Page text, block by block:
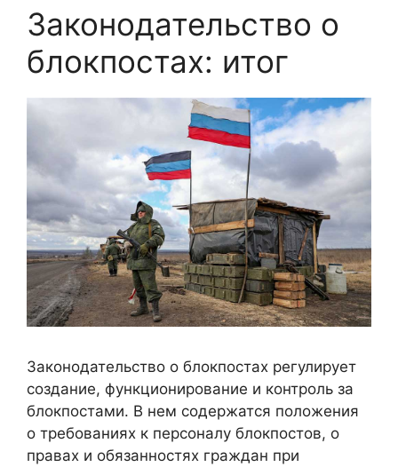
Законодательство о
блокпостах: итог
Законодательство о блокпостах регулирует
создание, функционирование и контроль за
блокпостами. В нем содержатся положения
о требованиях к персоналу блокпостов, о
правах и обязанностях граждан при